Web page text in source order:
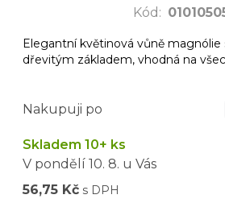
Kód :
Elegantní květinová vůně magnólie
dřevitým základem, vhodná na
Nakupuji po
Skladem 10+ ks
V pondělí 10. 8. u Vás
56,75 Kč s DPH